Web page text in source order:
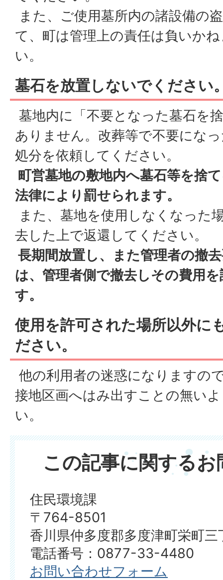
また、ご使用墓所内の諸設備の
て、町は管理上の責任は負いか
い。
墓石を放置しないでください
墓地内に「不要となった墓石を
ありません。改葬等で不要にな
処分を依頼してください。
町営墓地の敷地内へ墓石等を捨
法律により罰せられます。
また、墓地を使用しなくなった
去した上で返還してください。
長期間放置し、また管理者の撤
は、管理者側で撤去しその費用
す。
使用を許可された場所以外に
ださい。
他の利用者の迷惑になりますの
接地区画へはみ出すことの無い
い。
この記事に関する
住民環境課
〒764-8501
香川県仲多度郡多度津町栄町
電話番号：0877-33-4480
お問い合わせフォーム